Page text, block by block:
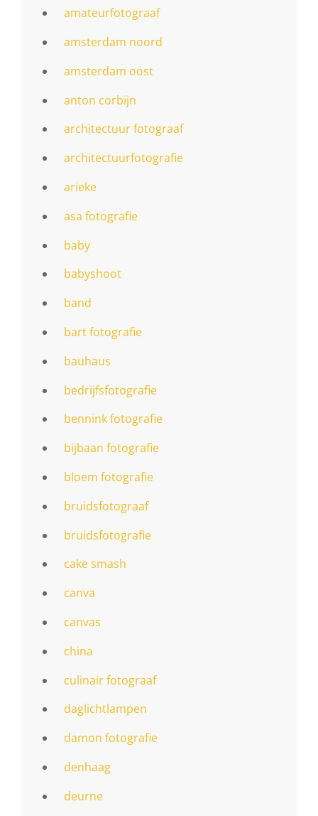
amateurfotograaf
amsterdam noord
amsterdam oost
anton corbijn
architectuur fotograaf
architectuurfotografie
arieke
asa fotografie
baby
babyshoot
band
bart fotografie
bauhaus
bedrijfsfotografie
bennink fotografie
bijbaan fotografie
bloem fotografie
bruidsfotograaf
bruidsfotografie
cake smash
canva
canvas
china
culinair fotograaf
daglichtlampen
damon fotografie
denhaag
deurne